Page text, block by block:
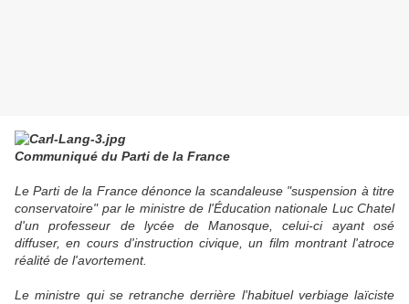
Communiqué du Parti de la France
Le Parti de la France dénonce la scandaleuse "suspension à titre
conservatoire" par le ministre de l'Éducation nationale Luc Chatel
d'un professeur de lycée de Manosque, celui-ci ayant osé
diffuser, en cours d'instruction civique, un film montrant l'atroce
réalité de l'avortement.
Le ministre qui se retranche derrière l'habituel verbiage laïciste